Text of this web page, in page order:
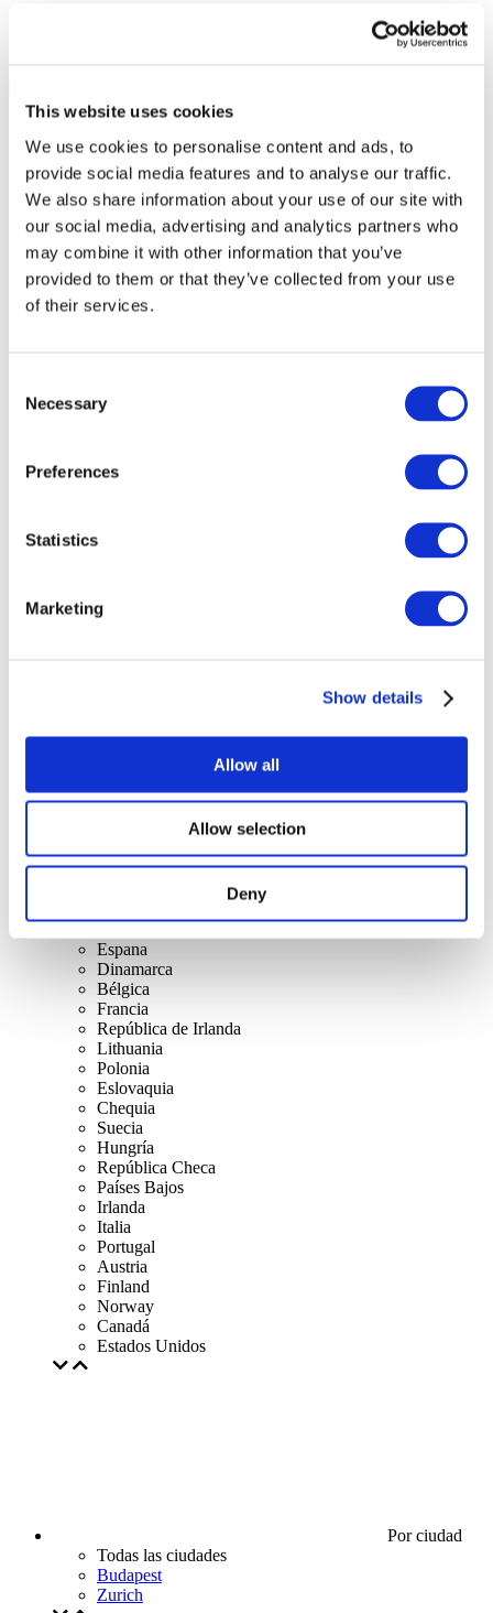
This website uses cookies
We use cookies to personalise content and ads, to
provide social media features and to analyse our traffic.
We also share information about your use of our site with
our social media, advertising and analytics partners who
may combine it with other information that you’ve
provided to them or that they’ve collected from your use
of their services.
Selection
Necessary
Preferences
Statistics
Marketing
Show details
Allow all
Allow selection
Deny
eventos
Por países.
Espana
Dinamarca
Bélgica
Francia
República de Irlanda
Lithuania
Polonia
Eslovaquia
Chequia
Suecia
Hungría
República Checa
Países Bajos
Irlanda
Italia
Portugal
Austria
Finland
Norway
Canadá
Estados Unidos
Por ciudad
Todas las ciudades
Budapest
Zurich